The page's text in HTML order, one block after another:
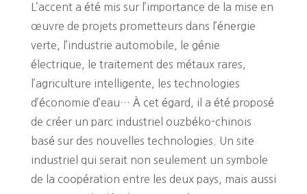
L’accent a été mis sur l’importance de la mise en
œuvre de projets prometteurs dans l’énergie
verte, l’industrie automobile, le génie
électrique, le traitement des métaux rares,
l’agriculture intelligente, les technologies
d’économie d’eau… À cet égard, il a été proposé
de créer un parc industriel ouzbéko-chinois
basé sur des nouvelles technologies. Un site
industriel qui serait non seulement un symbole
de la coopération entre les deux pays, mais aussi